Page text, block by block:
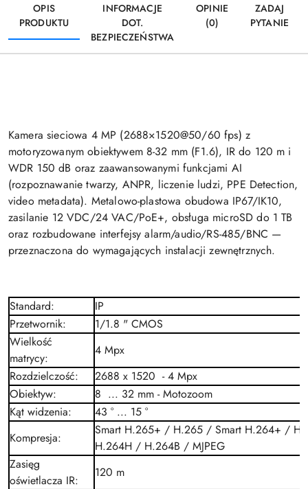
OPIS
PRODUKTU
INFORMACJE
DOT.
BEZPIECZEŃSTWA
OPINIE
(0)
ZADAJ
PYTANIE
Kamera sieciowa 4 MP (2688×1520@50/60 fps) z
motoryzowanym obiektywem 8-32 mm (F1.6), IR do 120 m i
WDR 150 dB oraz zaawansowanymi funkcjami AI
(rozpoznawanie twarzy, ANPR, liczenie ludzi, PPE Detection,
video metadata). Metalowo-plastowa obudowa IP67/IK10,
zasilanie 12 VDC/24 VAC/PoE+, obsługa microSD do 1 TB
oraz rozbudowane interfejsy alarm/audio/RS-485/BNC —
przeznaczona do wymagających instalacji zewnętrznych.
Standard:
IP
Przetwornik:
1/1.8 " CMOS
Wielkość
matrycy:
4 Mpx
Rozdzielczość: 2688 x 1520 - 4 Mpx
Obiektyw:
8 ... 32 mm - Motozoom
Kąt widzenia:
43 ° ... 15 °
Kompresja:
Smart H.265+ / H.265 / Smart H.264+ /
H.264H / H.264B / MJPEG
Zasięg
oświetlacza IR:
120 m